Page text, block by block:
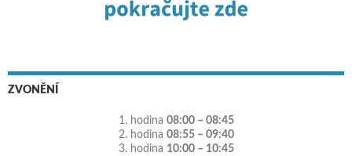
ZVONĚNÍ
1. hodina 08:00 – 08:45
2. hodina 08:55 – 09:40
3. hodina 10:00 – 10:45